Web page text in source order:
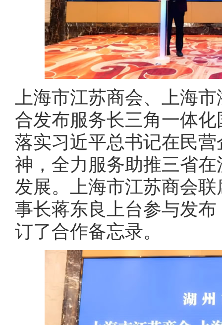
上海市江苏商会、上海
合发布服务长三角一体
落实习近平总书记在民
神，全力服务助推三省
发展。上海市江苏商会
事长蒋东良上台参与发
订了合作备忘录。